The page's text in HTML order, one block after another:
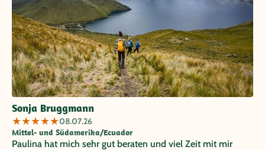
Sonja Bruggmann
★★★★★08.07.26
Mittel- und Südamerika/Ecuador
Paulina hat mich sehr gut beraten und viel Zeit mit mir